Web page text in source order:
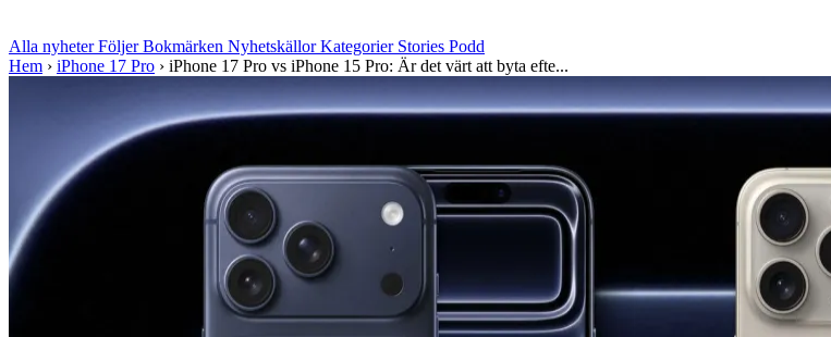
Alla nyheterFöljerBokmärken NyhetskällorKategorier Stories Podd
Hem › iPhone 17 Pro › iPhone 17 Pro vs iPhone 15 Pro: Är det värt att byta efte...